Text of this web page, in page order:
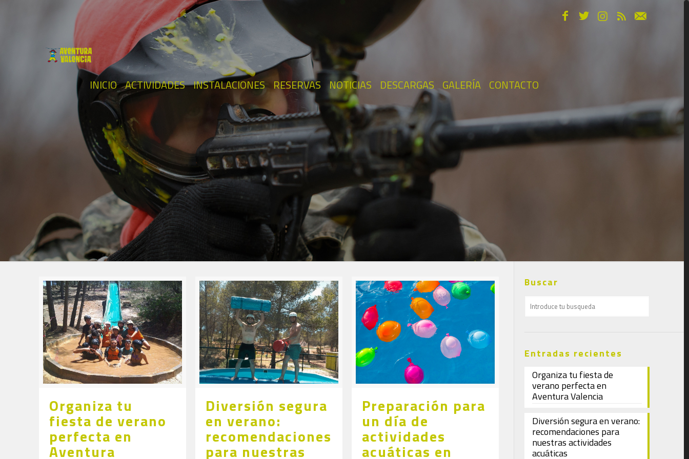
INICIO ACTIVIDADES INSTALACIONES RESERVAS NOTICIAS DESCARGAS GALERÍA CONTACTO
Organiza tu
fiesta de verano
perfecta en
Aventura
Diversión segura
en verano:
recomendaciones
para nuestras
Preparación para
un día de
actividades
acuáticas en
Buscar
Entradas recientes
Organiza tu fiesta de
verano perfecta en
Aventura Valencia
Diversión segura en verano:
recomendaciones para
nuestras actividades
acuáticas